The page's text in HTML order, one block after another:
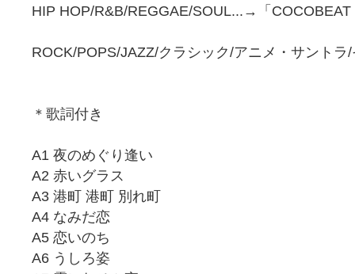
HIP HOP/R&B/REGGAE/SOUL...→「COCOBEAT
ROCK/POPS/JAZZ/クラシック/アニメ・サント
＊歌詞付き
A1 夜のめぐり逢い
A2 赤いグラス
A3 港町 港町 別れ町
A4 なみだ恋
A5 恋いのち
A6 うしろ姿